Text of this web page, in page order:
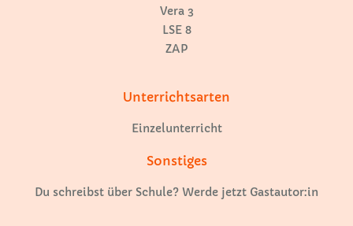
Vera 3
LSE 8
ZAP
Unterrichtsarten
Einzelunterricht
Sonstiges
Du schreibst über Schule? Werde jetzt Gastautor:in